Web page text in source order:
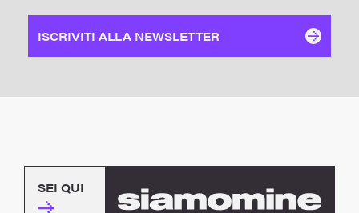
ISCRIVITI ALLA NEWSLETTER
SEI QUI